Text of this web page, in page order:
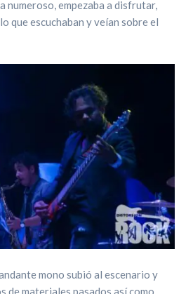
numeroso, empezaba a disfrutar,
que escuchaban y veían sobre el
mono subió al escenario y
de materiales pasados así como